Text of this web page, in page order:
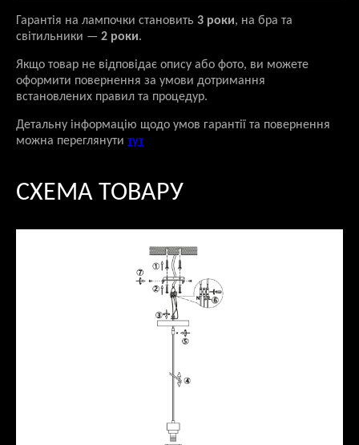
Гарантія на лампочки становить 3 роки, на бра та
світильники — 2 роки.
Якщо товар не відповідає опису або фото, ви можете
оформити повернення за умови дотримання
встановлених правил та процедур.
Детальну інформацію щодо умов гарантії та повернення
можна переглянути тут
СХЕМА ТОВАРУ